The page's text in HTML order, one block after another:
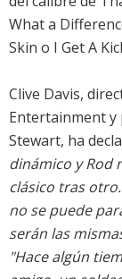
What a
Skin o I Get A
Clive Davis,
Entertainment y
Stewart, ha
dinámico y Rod
clásico tras
no se puede
serán las
"Hace algún